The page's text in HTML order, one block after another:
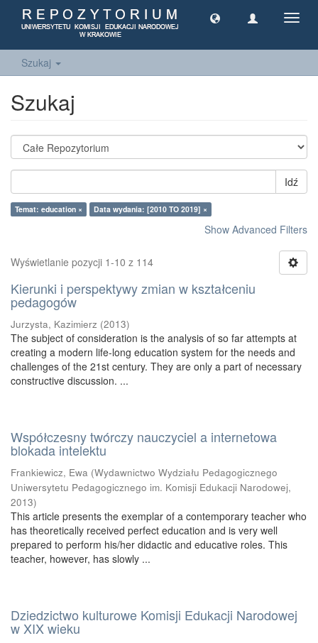
Szukaj
Szukaj
Idź
Temat: education × Data wydania: [2010 TO 2019] ×
Show Advanced Filters
Wyświetlanie pozycji 1-10 z 114
Kierunki i perspektywy zmian w kształceniu
pedagogów
Jurzysta, Kazimierz (2013)
The subject of consideration is the analysis of so far attempts at
creating a modern life-long education system for the needs and
challenges of the 21st century. They are only a part of necessary
constructive discussion. ...
Współczesny twórczy nauczyciel a internetowa
blokada intelektu
Frankiewicz, Ewa (Wydawnictwo Wydziału Pedagogicznego
Uniwersytetu Pedagogicznego im. Komisji Edukacji Narodowej,
2013)
This article presents the exemplar of a contemporary teacher who
has theoretically received perfect education and is very well
prepared to perform his/her didactic and educative roles. This
teacher, however, has slowly ...
Dziedzictwo kulturowe Komisji Edukacji Narodowej
w XIX wieku